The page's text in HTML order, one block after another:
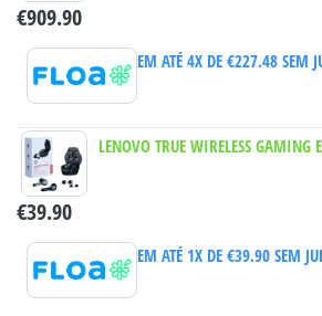
€909.90
EM ATÉ 4X DE €227.48SEM
LENOVO TRUE WIRELESS GAMING
€39.90
EM ATÉ 1X DE €39.90SEM